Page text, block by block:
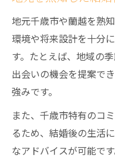
地元千歳市や蘭越を熟
環境や将来設計を十分
す。たとえば、地域の
出会いの機会を提案で
強みです。
また、千歳市特有のコ
るため、結婚後の生活
なアドバイスが可能で